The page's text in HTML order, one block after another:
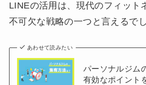
LINEの活用は、現代のフィット
不可欠な戦略の一つと言えるでし
あわせて読みたい
パーソナルジム
有効なポイント